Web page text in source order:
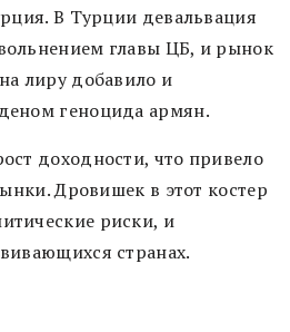
В Турции девальвация
главы ЦБ, и рынок
лиру добавило и
геноцида армян.
доходности, что привело
Дровишек в этот костер
риски, и
странах.